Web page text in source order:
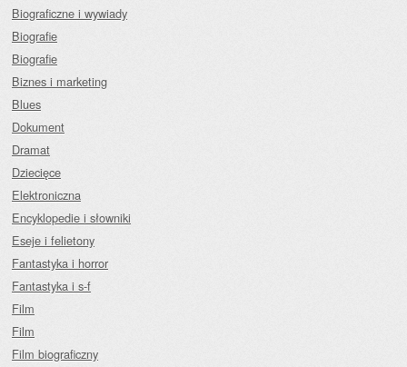
Biograficzne i wywiady
Biografie
Biografie
Biznes i marketing
Blues
Dokument
Dramat
Dziecięce
Elektroniczna
Encyklopedie i słowniki
Eseje i felietony
Fantastyka i horror
Fantastyka i s-f
Film
Film
Film biograficzny